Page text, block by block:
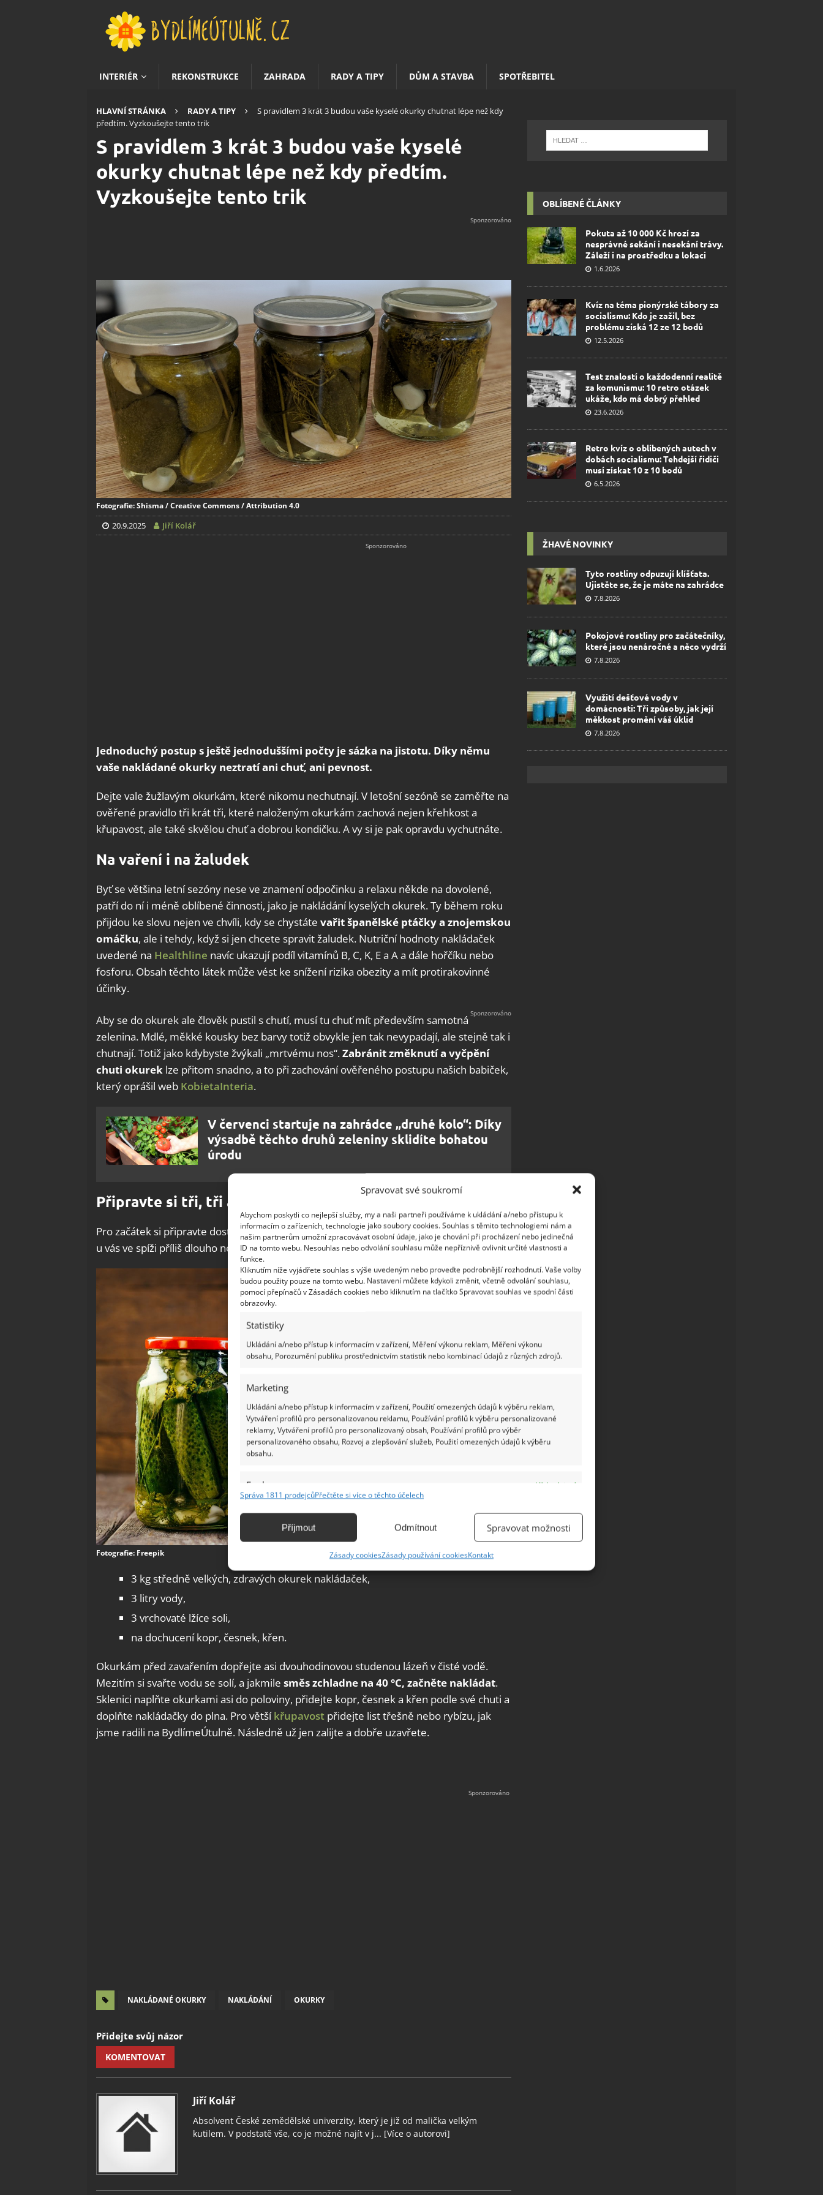
Spravovat své soukromí
Abychom poskytli co nejlepší služby, my a naši partneři používáme k ukládání a/nebo přístupu k
informacím o zařízeních, technologie jako soubory cookies. Souhlas s těmito technologiemi nám a
našim partnerům umožní zpracovávat osobní údaje, jako je chování při procházení nebo jedinečná
ID na tomto webu. Nesouhlas nebo odvolání souhlasu může nepříznivě ovlivnit určité vlastnosti a
funkce.
Kliknutím níže vyjádřete souhlas s výše uvedeným nebo proveďte podrobnější rozhodnutí. Vaše volby
budou použity pouze na tomto webu. Nastavení můžete kdykoli změnit, včetně odvolání souhlasu,
pomocí přepínačů v Zásadách cookies nebo kliknutím na tlačítko Spravovat souhlas ve spodní části
obrazovky.
Statistiky
Ukládání a/nebo přístup k informacím v zařízení, Měření výkonu reklam, Měření výkonu
obsahu, Porozumění publiku prostřednictvím statistik nebo kombinací údajů z různých zdrojů.
Marketing
Ukládání a/nebo přístup k informacím v zařízení, Použití omezených údajů k výběru reklam,
Vytváření profilů pro personalizovanou reklamu, Používání profilů k výběru personalizované
reklamy, Vytváření profilů pro personalizovaný obsah, Používání profilů pro výběr
personalizovaného obsahu, Rozvoj a zlepšování služeb, Použití omezených údajů k výběru
obsahu.
Funkce
Vždy aktivní
Identifikace zařízení na základě automaticky přenášených informací.
základě aktivně vyžádaných informací.
Správa 1811 prodejcůPřečtěte si více o těchto účelech
Příjmout Odmítnout Spravovat možnosti
Zásady cookiesZásady používání cookiesKontakt
INTERIÉR REKONSTRUKCE ZAHRADA RADY A TIPY DŮM A STAVBA SPOTŘEBITEL
HLAVNÍ STRÁNKA RADY A TIPY
S pravidlem 3 krát 3 budou vaše kyselé okurky chutnat lépe než kdy
předtím. Vyzkoušejte tento trik
S pravidlem 3 krát 3 budou vaše kyselé
okurky chutnat lépe než kdy předtím.
Vyzkoušejte tento trik
Fotografie: Shisma / Creative Commons / Attribution 4.0
20.9.2025 Jiří Kolář
Jednoduchý postup s ještě jednoduššími počty je sázka na jistotu. Díky němu
vaše nakládané okurky neztratí ani chuť, ani pevnost.
Dejte vale žužlavým okurkám, které nikomu nechutnají. V letošní sezóně se zaměřte na
ověřené pravidlo tři krát tři, které naloženým okurkám zachová nejen křehkost a
křupavost, ale také skvělou chuť a dobrou kondičku. A vy si je pak opravdu vychutnáte.
Na vaření i na žaludek
Byť se většina letní sezóny nese ve znamení odpočinku a relaxu někde na dovolené,
patří do ní i méně oblíbené činnosti, jako je nakládání kyselých okurek. Ty během roku
přijdou ke slovu nejen ve chvíli, kdy se chystáte vařit španělské ptáčky a znojemskou
omáčku, ale i tehdy, když si jen chcete spravit žaludek. Nutriční hodnoty nakládaček
uvedené na Healthline navíc ukazují podíl vitamínů B, C, K, E a A a dále hořčíku nebo
fosforu. Obsah těchto látek může vést ke snížení rizika obezity a mít protirakovinné
účinky.
Aby se do okurek ale člověk pustil s chutí, musí tu chuť mít především samotná
zelenina. Mdlé, měkké kousky bez barvy totiž obvykle jen tak nevypadají, ale stejně tak i
chutnají. Totiž jako kdybyste žvýkali „mrtvému nos“.Zabránit změknutí a vyčpění
chuti okurek lze přitom snadno, a to při zachování ověřeného postupu našich babiček,
který oprášil web KobietaInteria.
V červenci startuje na zahrádce „druhé kolo“: Díky
výsadbě těchto druhů zeleniny sklidíte bohatou
úrodu
Připravte si tři, tři a tři
Pro začátek si připravte dostatek zavařovacích skleniček, protože takto skvělé okurky se
u vás ve spíži příliš dlouho neohřejí. Na zavaření budete potřebovat:
Fotografie: Freepik
3 kg středně velkých, zdravých okurek nakládaček,
3 litry vody,
3 vrchovaté lžíce soli,
na dochucení kopr, česnek, křen.
Okurkám před zavařením dopřejte asi dvouhodinovou studenou lázeň v čisté vodě.
Mezitím si svařte vodu se solí, a jakmile směs zchladne na 40 °C, začněte nakládat.
Sklenici naplňte okurkami asi do poloviny, přidejte kopr, česnek a křen podle své chuti a
doplňte nakládačky do plna. Pro většíkřupavost přidejte list třešně nebo rybízu, jak
jsme radili na BydlímeÚtulně. Následně už jen zalijte a dobře uzavřete.
NAKLÁDANÉ OKURKY NAKLÁDÁNÍ OKURKY
Přidejte svůj názor
KOMENTOVAT
Jiří Kolář
Absolvent České zemědělské univerzity, který je již od malička velkým
kutilem. V podstatě vše, co je možné najít v j... [Více o autorovi]
OBLÍBENÉ ČLÁNKY
Pokuta až 10 000 Kč hrozí za
nesprávné sekání i nesekání trávy.
Záleží i na prostředku a lokaci
1.6.2026
Kvíz na téma pionýrské tábory za
socialismu: Kdo je zažil, bez
problému získá 12 ze 12 bodů
12.5.2026
Test znalostí o každodenní realitě
za komunismu: 10 retro otázek
ukáže, kdo má dobrý přehled
23.6.2026
Retro kvíz o oblíbených autech v
dobách socialismu: Tehdejší řidiči
musí získat 10 z 10 bodů
6.5.2026
ŽHAVÉ NOVINKY
Tyto rostliny odpuzují klíšťata.
Ujistěte se, že je máte na zahrádce
7.8.2026
Pokojové rostliny pro začátečníky,
které jsou nenáročné a něco vydrží
7.8.2026
Využití dešťové vody v
domácnosti: Tři způsoby, jak její
měkkost promění váš úklid
7.8.2026